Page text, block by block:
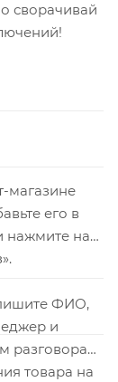
сворачивай
магазине
его в
нажмите на
ФИО,
и
разговора
товара на